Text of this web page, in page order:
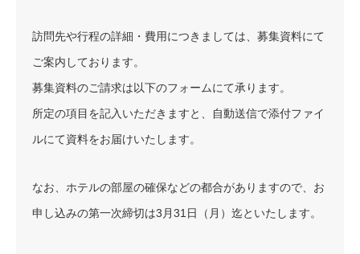
訪問先や行程の詳細・費用につきましては、募集資料にて
ご案内しております。
募集資料のご請求は以下のフォームにて承ります。
所定の項目を記入いただきますと、自動送信で添付ファイ
ルにて資料をお届けいたします。
なお、ホテルの部屋の確保などの都合がありますので、お
申し込みの第一次締切は3月31日（月）迄といたします。